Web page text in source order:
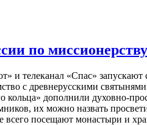
по
и телеканал «Спас»
с древнерусскими
кольца» дополнили духовно-
их можно назвать
всего посещают монастыри и